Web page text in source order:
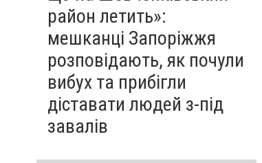
район летить»:
мешканці Запоріжжя
розповідають, як почули
вибух та прибігли
діставати людей з-під
завалів